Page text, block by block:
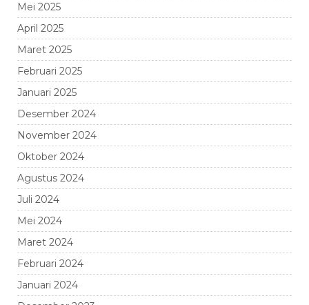
Mei 2025
April 2025
Maret 2025
Februari 2025
Januari 2025
Desember 2024
November 2024
Oktober 2024
Agustus 2024
Juli 2024
Mei 2024
Maret 2024
Februari 2024
Januari 2024